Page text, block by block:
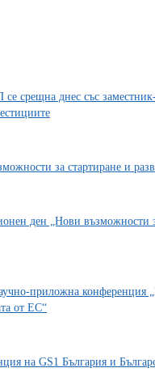
срещна днес със
за стартиране и
ден „Нови възможности
приложна конференция
от ЕС“
на GS1 България и